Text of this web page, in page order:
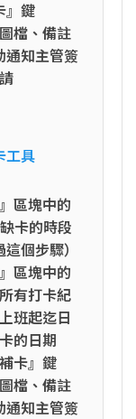
』鍵
檔、備註
通知主管簽
工具
區塊中的
卡的時段
個步驟）
區塊中的
有打卡紀
班起迄日
的日期
卡』鍵
檔、備註
通知主管簽